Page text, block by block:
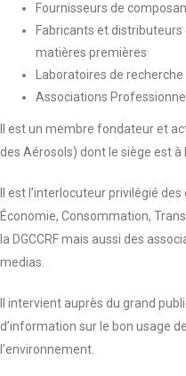
Fournisseurs de
Fabricants et
matières premières
Laboratoires de recherche
Associations
Il est un membre fondateur et
des Aérosols) dont le siège est à
Il est l’interlocuteur privilégié
Économie, Consommation,
la DGCCRF mais aussi des
medias.
Il intervient auprès du grand
d’information sur le bon usage
l’environnement.